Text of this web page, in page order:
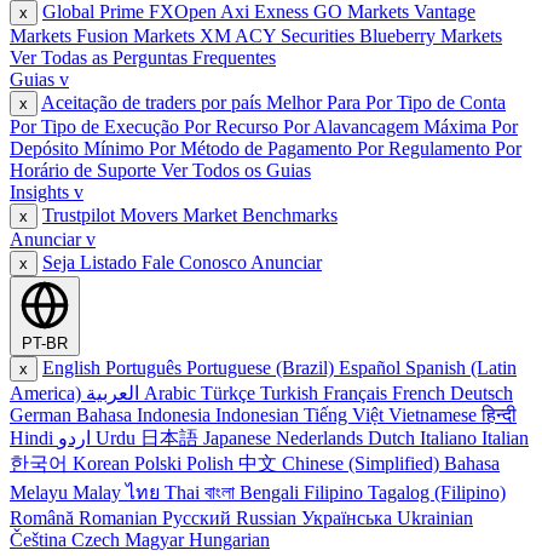
x Global Prime FXOpen Axi Exness GO Markets Vantage
Markets Fusion Markets XM ACY Securities Blueberry Markets
Ver Todas as Perguntas Frequentes
Guias v
x Aceitação de traders por país Melhor Para Por Tipo de Conta
Por Tipo de Execução Por Recurso Por Alavancagem Máxima Por
Depósito Mínimo Por Método de Pagamento Por Regulamento Por
Horário de Suporte Ver Todos os Guias
Insights v
x Trustpilot Movers Market Benchmarks
Anunciarv
x Seja Listado Fale Conosco Anunciar
PT-BR
x
English Português Portuguese (Brazil) Español Spanish (Latin
America) العربية Arabic Türkçe Turkish Français French Deutsch
German Bahasa Indonesia Indonesian Tiếng Việt Vietnamese हिन्दी
Hindi اردو Urdu 日本語 Japanese Nederlands Dutch Italiano Italian
한국어 Korean Polski Polish 中文 Chinese (Simplified) Bahasa
Melayu Malay ไทย Thai বাংলা Bengali Filipino Tagalog (Filipino)
Română Romanian Русский Russian Українська Ukrainian
Čeština Czech Magyar Hungarian